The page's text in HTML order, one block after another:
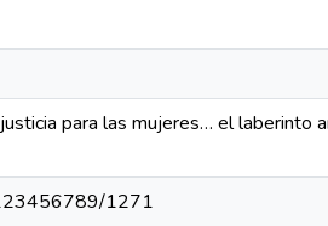
para las mujeres… el laberinto
1271